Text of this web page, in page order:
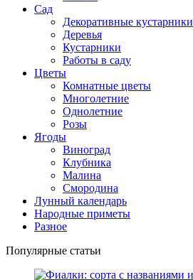
Сад
Декоративные кустарники
Деревья
Кустарники
Работы в саду
Цветы
Комнатные цветы
Многолетние
Однолетние
Розы
Ягоды
Виноград
Клубника
Малина
Смородина
Лунный календарь
Народные приметы
Разное
Популярные статьи